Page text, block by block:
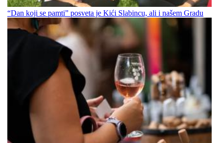
“Dan koji se pamti” posveta je Kići Slabincu, ali i našem Gradu